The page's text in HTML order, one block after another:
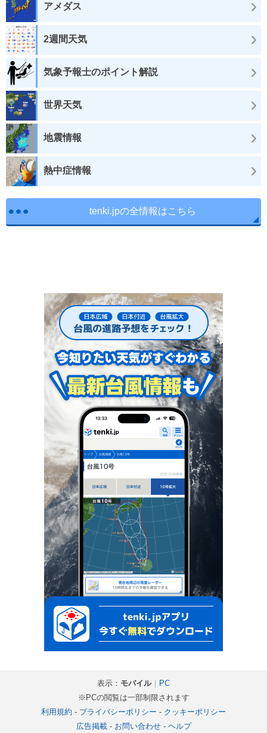
アメダス
2週間天気
気象予報士のポイント解説
世界天気
地震情報
熱中症情報
tenki.jpの全情報はこちら
表示： モバイル｜ PC
※PCの閲覧は一部制限されます
利用規約 - プライバシーポリシー - クッキーポリシー
広告掲載- お問い合わせ- ヘルプ